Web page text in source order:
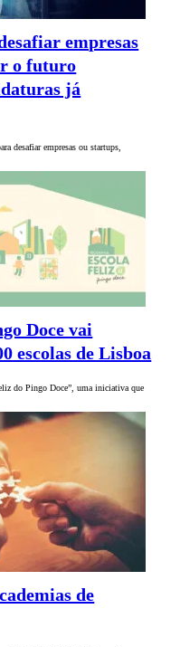
empresas
o futuro
já
desafiar empresas ou startups,
Doce vai
escolas de Lisboa
do Pingo Doce”, uma iniciativa que
de